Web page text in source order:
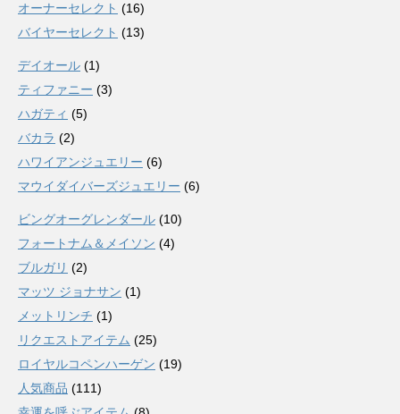
オーナーセレクト (16)
バイヤーセレクト (13)
デイオール (1)
ティファニー (3)
ハガティ (5)
バカラ (2)
ハワイアンジュエリー (6)
マウイダイバーズジュエリー (6)
ビングオーグレンダール (10)
フォートナム＆メイソン (4)
ブルガリ (2)
マッツ ジョナサン (1)
メットリンチ (1)
リクエストアイテム (25)
ロイヤルコペンハーゲン (19)
人気商品 (111)